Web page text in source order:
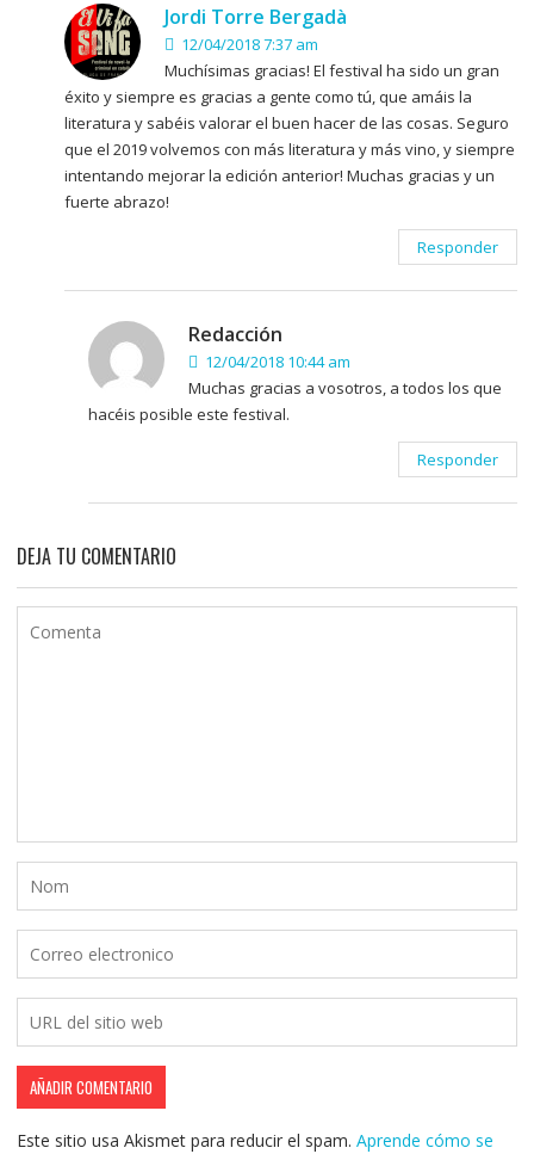
Jordi Torre Bergadà
12/04/2018 7:37 am
Muchísimas gracias! El festival ha sido un gran
éxito y siempre es gracias a gente como tú, que amáis la
literatura y sabéis valorar el buen hacer de las cosas. Seguro
que el 2019 volvemos con más literatura y más vino, y siempre
intentando mejorar la edición anterior! Muchas gracias y un
fuerte abrazo!
Responder
Redacción
12/04/2018 10:44 am
Muchas gracias a vosotros, a todos los que
hacéis posible este festival.
Responder
DEJA TU COMENTARIO
Este sitio usa Akismet para reducir el spam. Aprende cómo se